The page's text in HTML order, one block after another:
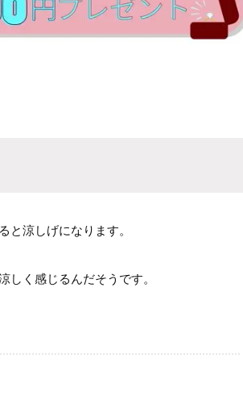
と涼しげになります。
しく感じるんだそうです。